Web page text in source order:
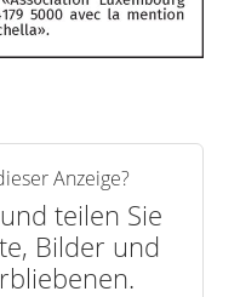
Anzeige?
teilen Sie
Bilder und